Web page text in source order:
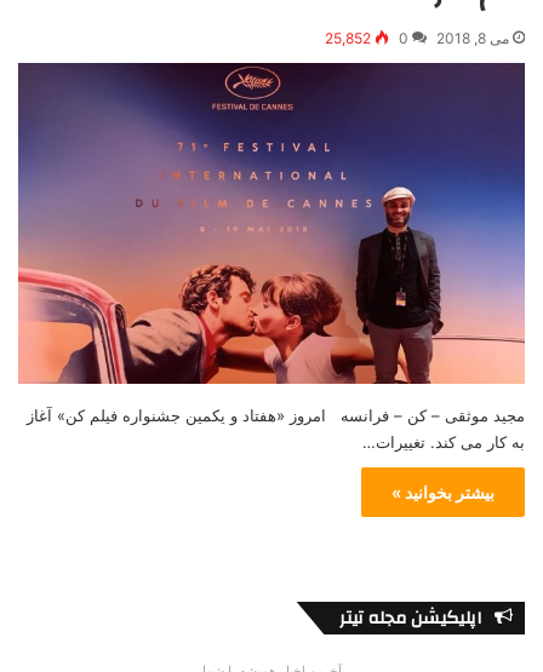
می 8, 2018 0
25,852
مجید موثقی – کن – فرانسه امروز «هفتاد و یکمین جشنواره فیلم کن» آغاز
به کار می کند. تغییرات…
بیشتر بخوانید »
اپلیکیشن مجله تیتر